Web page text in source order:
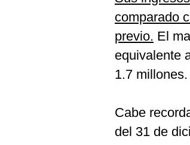
comparado
previo. El
equivalente
1.7 millones.
Cabe
del 31 de